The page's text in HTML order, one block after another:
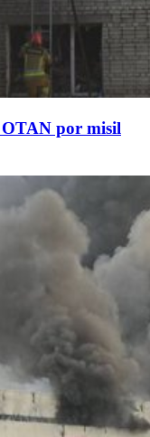
OTAN por misil